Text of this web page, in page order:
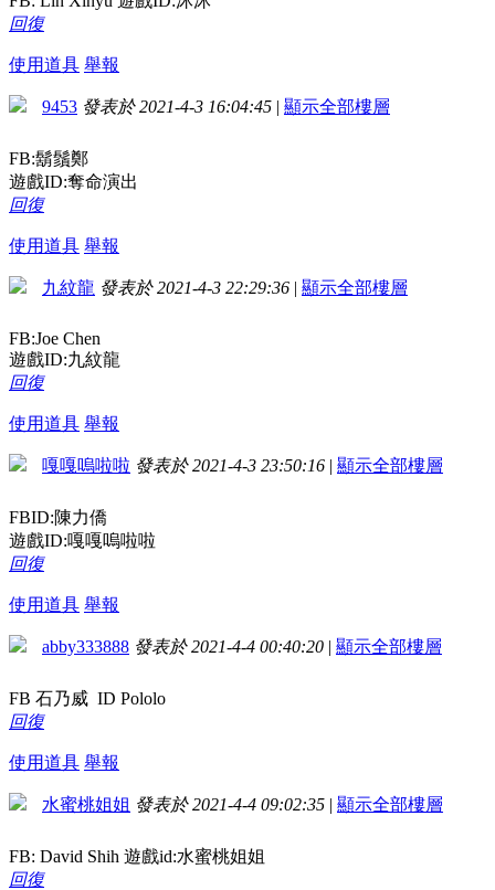
回復
使用道具 舉報
9453 發表於 2021-4-3 16:04:45 | 顯示全部樓層
FB:鬍鬚鄭
遊戲ID:奪命演出
回復
使用道具 舉報
九紋龍 發表於 2021-4-3 22:29:36 | 顯示全部樓層
FB:Joe Chen
遊戲ID:九紋龍
回復
使用道具 舉報
嘎嘎嗚啦啦 發表於 2021-4-3 23:50:16 | 顯示全部樓層
FBID:陳力僑
遊戲ID:嘎嘎嗚啦啦
回復
使用道具 舉報
abby333888 發表於 2021-4-4 00:40:20 | 顯示全部樓層
FB 石乃威 ID Pololo
回復
使用道具 舉報
水蜜桃姐姐 發表於 2021-4-4 09:02:35 | 顯示全部樓層
FB: David Shih 遊戲id:水蜜桃姐姐
回復